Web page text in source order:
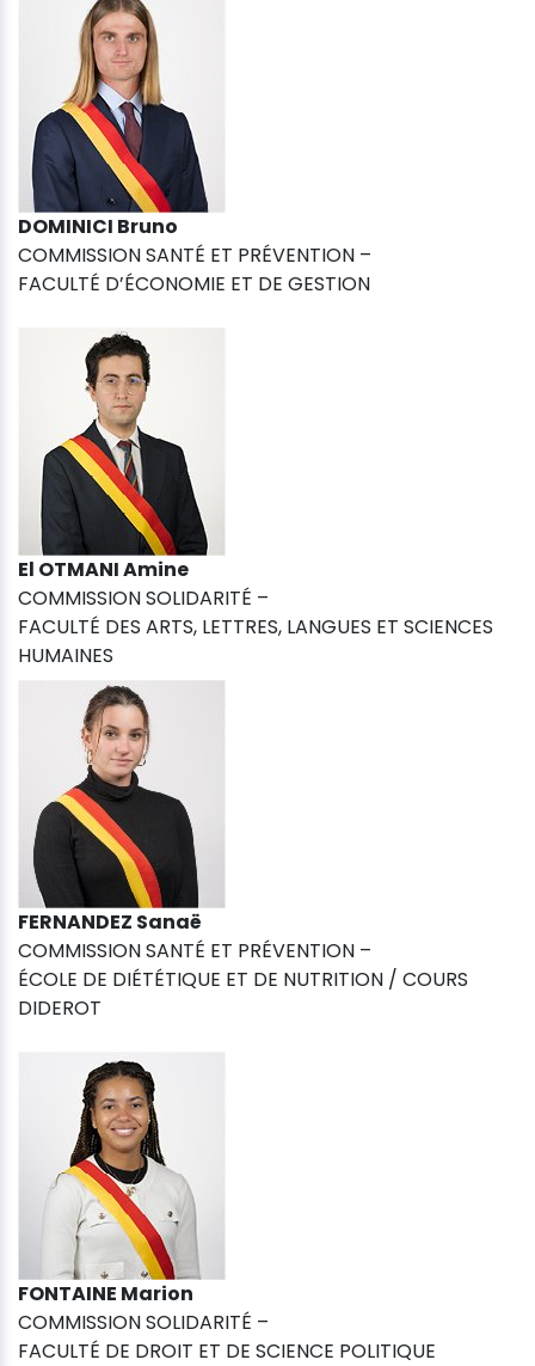
DOMINICI Bruno
COMMISSION SANTÉ ET PRÉVENTION –
FACULTÉ D’ÉCONOMIE ET DE GESTION
El OTMANI Amine
COMMISSION SOLIDARITÉ –
FACULTÉ DES ARTS, LETTRES, LANGUES ET SCIENCES
HUMAINES
FERNANDEZ Sanaë
COMMISSION SANTÉ ET PRÉVENTION –
ÉCOLE DE DIÉTÉTIQUE ET DE NUTRITION / COURS
DIDEROT
FONTAINE Marion
COMMISSION SOLIDARITÉ –
FACULTÉ DE DROIT ET DE SCIENCE POLITIQUE